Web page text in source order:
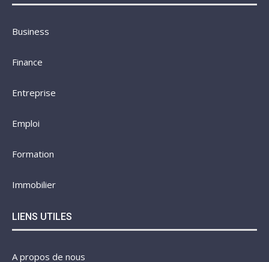
Business
Finance
Entreprise
Emploi
Formation
Immobilier
LIENS UTILES
A propos de nous